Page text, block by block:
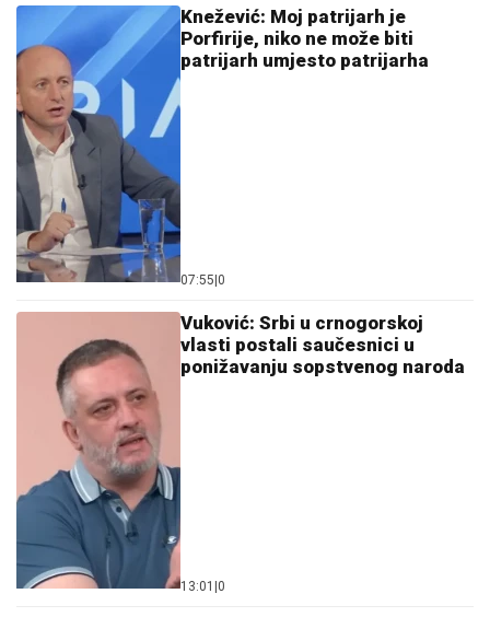
Knežević: Moj patrijarh je
Porfirije, niko ne može biti
patrijarh umjesto patrijarha
07:55 0
Vuković: Srbi u crnogorskoj
vlasti postali saučesnici u
ponižavanju sopstvenog naroda
13:01 0